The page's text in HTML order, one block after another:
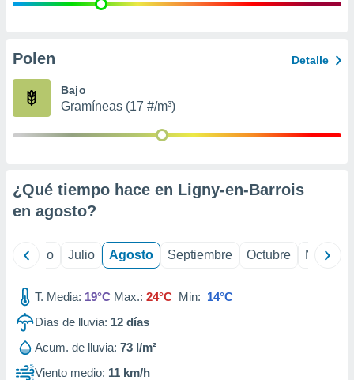
e
publicidad
Polen Detalle
Bajo
Gramíneas (17 #/m³)
¿Qué tiempo hace en Ligny-en-Barrois
en agosto?
Junio Julio Agosto Septiembre Octubre
T. Media: 19°C Max.: 24°C Min: 14°C
Días de lluvia: 12 días
Acum. de lluvia: 73 l/m²
Viento medio: 11 km/h